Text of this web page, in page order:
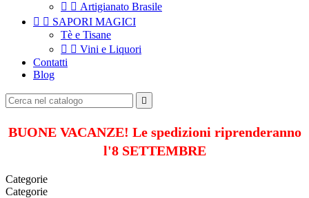
  Artigianato Brasile
  SAPORI MAGICI
Tè e Tisane
  Vini e Liquori
Contatti
Blog

BUONE VACANZE! Le spedizioni riprenderanno
l'8 SETTEMBRE
Categorie
Categorie